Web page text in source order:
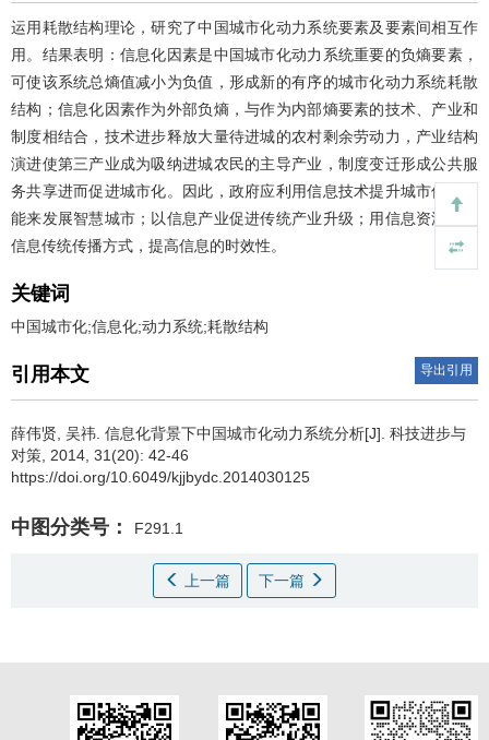
运用耗散结构理论，研究了中国城市化动力系统要素及要素间相互作
用。结果表明：信息化因素是中国城市化动力系统重要的负熵要素，
可使该系统总熵值减小为负值，形成新的有序的城市化动力系统耗散
结构；信息化因素作为外部负熵，与作为内部熵要素的技术、产业和
制度相结合，技术进步释放大量待进城的农村剩余劳动力，产业结构
演进使第三产业成为吸纳进城农民的主导产业，制度变迁形成公共服
务共享进而促进城市化。因此，政府应利用信息技术提升城市传统职
能来发展智慧城市；以信息产业促进传统产业升级；用信息资源转变
信息传统传播方式，提高信息的时效性。
关键词
中国城市化;信息化;动力系统;耗散结构
引用本文 导出引用
薛伟贤 吴祎 信息化背景下中国城市化动力系统分析[J]. 科技进步与
对策, 2014, 31(20): 42-46
https://doi.org/10.6049/kjjbydc.2014030125
中图分类号： F291.1
上一篇 下一篇